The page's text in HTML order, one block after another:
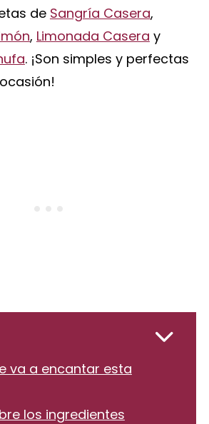
de Sangría Casera,
, Limonada Casera y
. ¡Son simples y perfectas
va a encantar esta
los ingredientes